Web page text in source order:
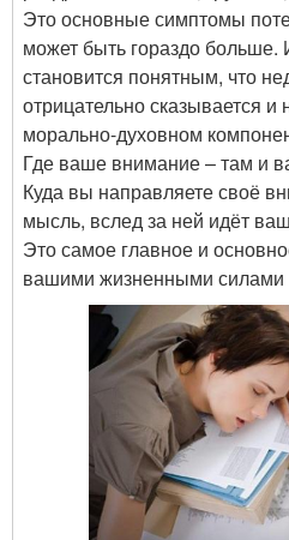
Это основные симптомы
может быть гораздо больше.
становится понятным, что
отрицательно сказывается
морально-духовном
Где ваше внимание – там и
Куда вы направляете своё
мысль, вслед за ней идёт
Это самое главное и
вашими жизненными силами